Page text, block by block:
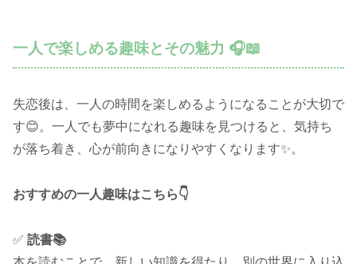
一人で楽しめる趣味とその魅力 🎧📖
失恋後は、一人の時間を楽しめるようになることが大切で
す😊。一人でも夢中になれる趣味を見つけると、気持ち
が落ち着き、心が前向きになりやすくなります✨。
おすすめの一人趣味はこちら👇
✅ 読書📚